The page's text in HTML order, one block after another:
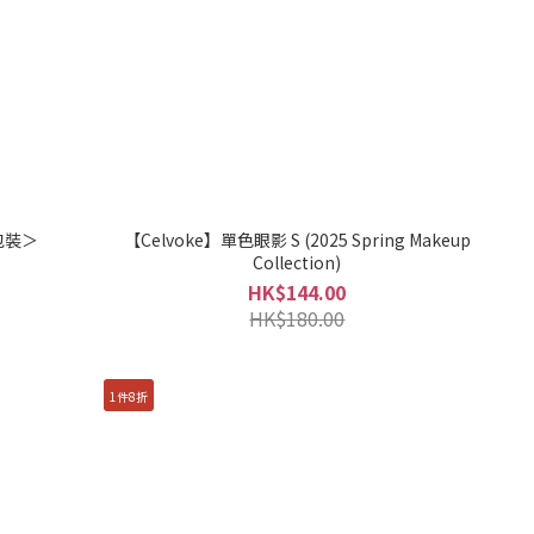
＞
【Celvoke】單色眼影 S (2025 Spring Makeup
Collection)
HK$144.00
HK$180.00
1件8折